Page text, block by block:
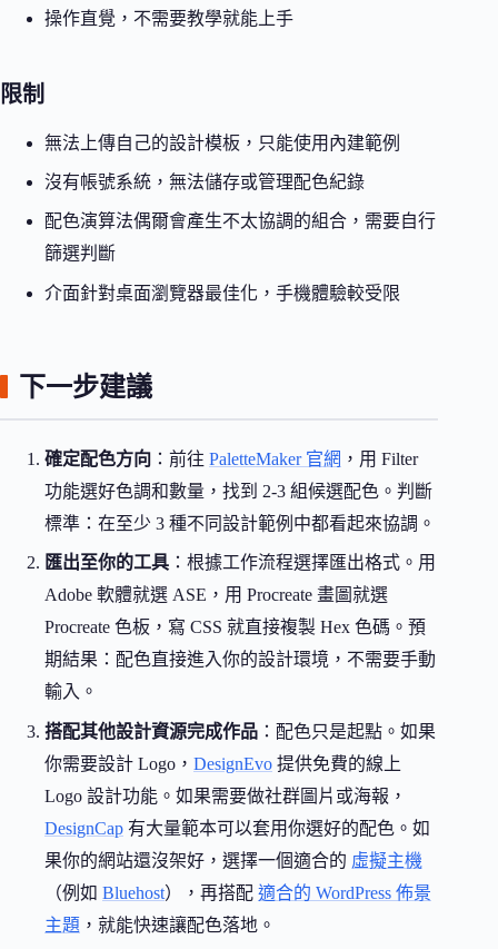
操作直覺，不需要教學就能上手
限制
無法上傳自己的設計模板，只能使用內建範例
沒有帳號系統，無法儲存或管理配色紀錄
配色演算法偶爾會產生不太協調的組合，需要自行
篩選判斷
介面針對桌面瀏覽器最佳化，手機體驗較受限
下一步建議
確定配色方向 ：前往 PaletteMaker 官網 ，用 Filter
功能選好色調和數量，找到 2-3 組候選配色。判斷
標準：在至少 3 種不同設計範例中都看起來協調。
匯出至你的工具 ：根據工作流程選擇匯出格式。用
Adobe 軟體就選 ASE，用 Procreate 畫圖就選
Procreate 色板，寫 CSS 就直接複製 Hex 色碼。預
期結果：配色直接進入你的設計環境，不需要手動
輸入。
搭配其他設計資源完成作品 ：配色只是起點。如果
你需要設計 Logo， DesignEvo 提供免費的線上
Logo 設計功能。如果需要做社群圖片或海報，
DesignCap 有大量範本可以套用你選好的配色。如
果你的網站還沒架好，選擇一個適合的 虛擬主機
（例如 Bluehost），再搭配 適合的 WordPress 佈景
主題 ，就能快速讓配色落地。